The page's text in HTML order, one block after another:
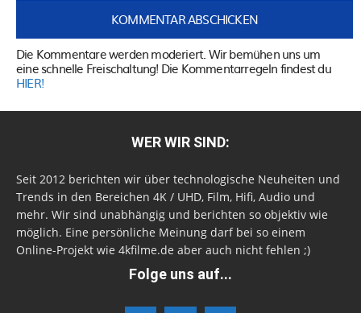
Die Kommentare werden moderiert. Wir bemühen uns um
eine schnelle Freischaltung! Die Kommentarregeln findest du
HIER!
WER WIR SIND:
Seit 2012 berichten wir über technologische Neuheiten und
Trends in den Bereichen 4K / UHD, Film, Hifi, Audio und
mehr. Wir sind unabhängig und berichten so objektiv wie
möglich. Eine persönliche Meinung darf bei so einem
Online-Projekt wie 4kfilme.de aber auch nicht fehlen ;)
Folge uns auf...